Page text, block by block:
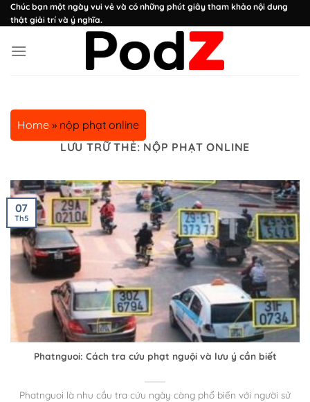
Chuyển
đến
dung
Chúc bạn một ngày vui vẻ và có những phút giây tham khảo nội dung
thật giải trí và ý nghĩa.
Home » nộp phạt online
LƯU TRỮ THẺ: NỘP PHẠT ONLINE
Phatnguoi: Cách tra cứu phạt nguội và lưu ý cần biết
Phatnguoi là nhu cầu tra cứu ngày càng phổ biến với người sử
07
Th5